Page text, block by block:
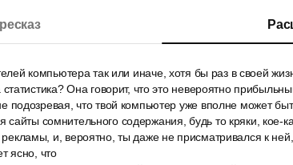
компьютера так или иначе, хотя бы раз в своей
Она говорит, что это невероятно
подозревая, что твой компьютер уже вполне может
сомнительного содержания, будь то кряки, кое-
и, вероятно, ты даже не присматривался к
ясно, что